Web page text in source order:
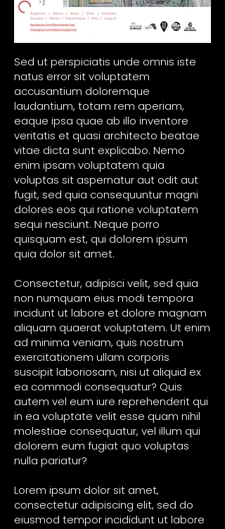
Sed ut perspiciatis unde omnis iste
natus error sit voluptatem
accusantium doloremque
laudantium, totam rem aperiam,
eaque ipsa quae ab illo inventore
veritatis et quasi architecto beatae
vitae dicta sunt explicabo. Nemo
enim ipsam voluptatem quia
voluptas sit aspernatur aut odit aut
fugit, sed quia consequuntur magni
dolores eos qui ratione voluptatem
sequi nesciunt. Neque porro
quisquam est, qui dolorem ipsum
quia dolor sit amet.
Consectetur, adipisci velit, sed quia
non numquam eius modi tempora
incidunt ut labore et dolore magnam
aliquam quaerat voluptatem. Ut enim
ad minima veniam, quis nostrum
exercitationem ullam corporis
suscipit laboriosam, nisi ut aliquid ex
ea commodi consequatur? Quis
autem vel eum iure reprehenderit qui
in ea voluptate velit esse quam nihil
molestiae consequatur, vel illum qui
dolorem eum fugiat quo voluptas
nulla pariatur?
Lorem ipsum dolor sit amet,
consectetur adipiscing elit, sed do
eiusmod tempor incididunt ut labore